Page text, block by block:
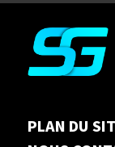
PLAN DU